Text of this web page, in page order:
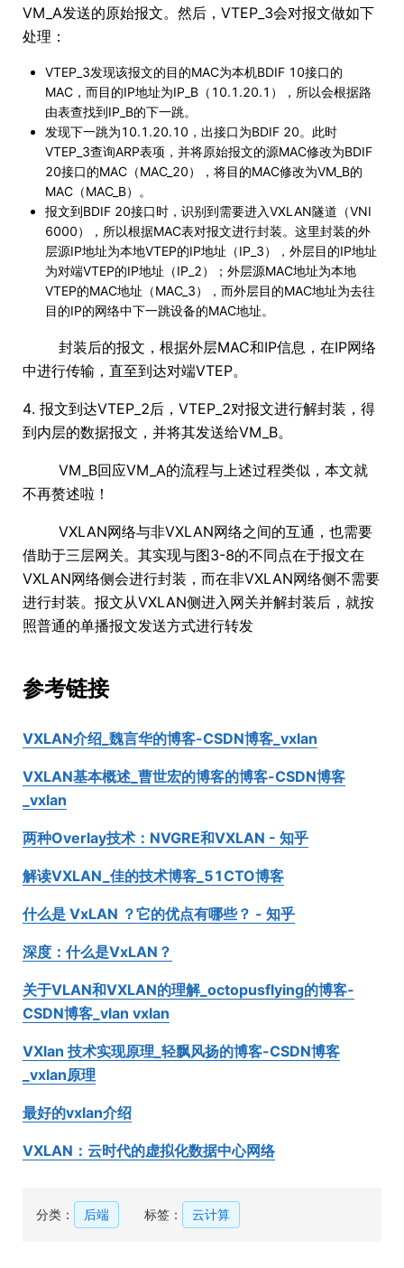
VM_A发送的原始报文。然后，VTEP_3会对报文做如下
处理：
VTEP_3发现该报文的目的MAC为本机BDIF 10接口的
MAC，而目的IP地址为IP_B（10.1.20.1），所以会根据路
由表查找到IP_B的下一跳。
发现下一跳为10.1.20.10，出接口为BDIF 20。此时
VTEP_3查询ARP表项，并将原始报文的源MAC修改为BDIF
20接口的MAC（MAC_20），将目的MAC修改为VM_B的
MAC（MAC_B）。
报文到BDIF 20接口时，识别到需要进入VXLAN隧道（VNI
6000），所以根据MAC表对报文进行封装。这里封装的外
层源IP地址为本地VTEP的IP地址（IP_3），外层目的IP地址
为对端VTEP的IP地址（IP_2）；外层源MAC地址为本地
VTEP的MAC地址（MAC_3），而外层目的MAC地址为去往
目的IP的网络中下一跳设备的MAC地址。
封装后的报文，根据外层MAC和IP信息，在IP网络
中进行传输，直至到达对端VTEP。
4. 报文到达VTEP_2后，VTEP_2对报文进行解封装，得
到内层的数据报文，并将其发送给VM_B。
VM_B回应VM_A的流程与上述过程类似，本文就
不再赘述啦！
VXLAN网络与非VXLAN网络之间的互通，也需要
借助于三层网关。其实现与图3-8的不同点在于报文在
VXLAN网络侧会进行封装，而在非VXLAN网络侧不需要
进行封装。报文从VXLAN侧进入网关并解封装后，就按
照普通的单播报文发送方式进行转发
参考链接
VXLAN介绍_魏言华的博客-CSDN博客_vxlan
VXLAN基本概述_曹世宏的博客的博客-CSDN博客
_vxlan
两种Overlay技术：NVGRE和VXLAN - 知乎
解读VXLAN_佳的技术博客_51CTO博客
什么是 VxLAN ？它的优点有哪些？ - 知乎
深度：什么是VxLAN？
关于VLAN和VXLAN的理解_octopusflying的博客-
CSDN博客_vlan vxlan
VXlan 技术实现原理_轻飘风扬的博客-CSDN博客
_vxlan原理
最好的vxlan介绍
VXLAN：云时代的虚拟化数据中心网络
分类： 后端 标签： 云计算